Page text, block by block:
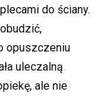
do ściany.
opuszczeniu
uleczalną
ale nie